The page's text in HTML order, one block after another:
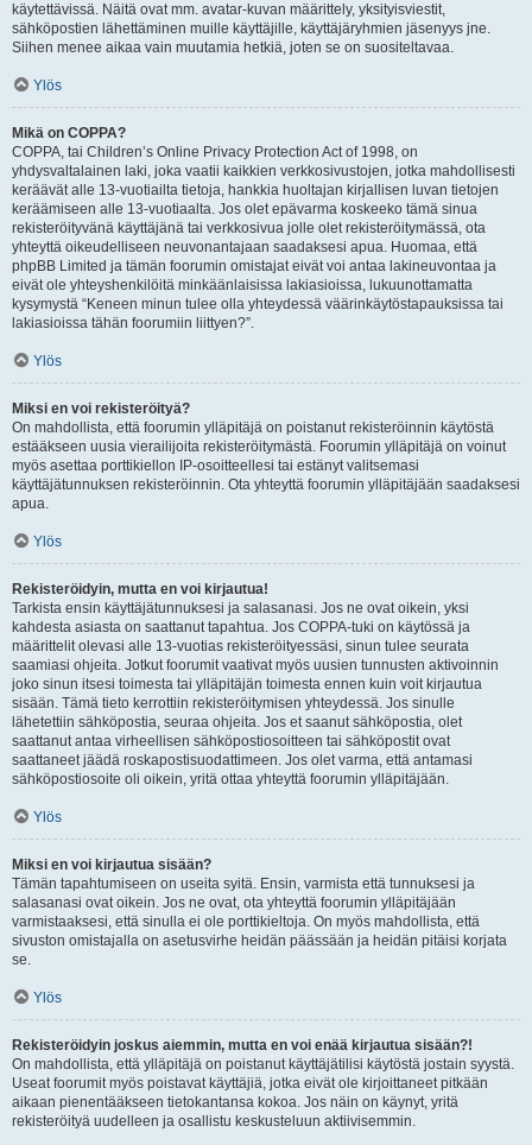
käytettävissä. Näitä ovat mm. avatar-kuvan määrittely, yksityisviestit,
sähköpostien lähettäminen muille käyttäjille, käyttäjäryhmien jäsenyys jne.
Siihen menee aikaa vain muutamia hetkiä, joten se on suositeltavaa.
Ylös
Mikä on COPPA?
COPPA, tai Children’s Online Privacy Protection Act of 1998, on
yhdysvaltalainen laki, joka vaatii kaikkien verkkosivustojen, jotka mahdollisesti
keräävät alle 13-vuotiailta tietoja, hankkia huoltajan kirjallisen luvan tietojen
keräämiseen alle 13-vuotiaalta. Jos olet epävarma koskeeko tämä sinua
rekisteröityvänä käyttäjänä tai verkkosivua jolle olet rekisteröitymässä, ota
yhteyttä oikeudelliseen neuvonantajaan saadaksesi apua. Huomaa, että
phpBB Limited ja tämän foorumin omistajat eivät voi antaa lakineuvontaa ja
eivät ole yhteyshenkilöitä minkäänlaisissa lakiasioissa, lukuunottamatta
kysymystä “Keneen minun tulee olla yhteydessä väärinkäytöstapauksissa tai
lakiasioissa tähän foorumiin liittyen?”.
Ylös
Miksi en voi rekisteröityä?
On mahdollista, että foorumin ylläpitäjä on poistanut rekisteröinnin käytöstä
estääkseen uusia vierailijoita rekisteröitymästä. Foorumin ylläpitäjä on voinut
myös asettaa porttikiellon IP-osoitteellesi tai estänyt valitsemasi
käyttäjätunnuksen rekisteröinnin. Ota yhteyttä foorumin ylläpitäjään saadaksesi
apua.
Ylös
Rekisteröidyin, mutta en voi kirjautua!
Tarkista ensin käyttäjätunnuksesi ja salasanasi. Jos ne ovat oikein, yksi
kahdesta asiasta on saattanut tapahtua. Jos COPPA-tuki on käytössä ja
määrittelit olevasi alle 13-vuotias rekisteröityessäsi, sinun tulee seurata
saamiasi ohjeita. Jotkut foorumit vaativat myös uusien tunnusten aktivoinnin
joko sinun itsesi toimesta tai ylläpitäjän toimesta ennen kuin voit kirjautua
sisään. Tämä tieto kerrottiin rekisteröitymisen yhteydessä. Jos sinulle
lähetettiin sähköpostia, seuraa ohjeita. Jos et saanut sähköpostia, olet
saattanut antaa virheellisen sähköpostiosoitteen tai sähköpostit ovat
saattaneet jäädä roskapostisuodattimeen. Jos olet varma, että antamasi
sähköpostiosoite oli oikein, yritä ottaa yhteyttä foorumin ylläpitäjään.
Ylös
Miksi en voi kirjautua sisään?
Tämän tapahtumiseen on useita syitä. Ensin, varmista että tunnuksesi ja
salasanasi ovat oikein. Jos ne ovat, ota yhteyttä foorumin ylläpitäjään
varmistaaksesi, että sinulla ei ole porttikieltoja. On myös mahdollista, että
sivuston omistajalla on asetusvirhe heidän päässään ja heidän pitäisi korjata
se.
Ylös
Rekisteröidyin joskus aiemmin, mutta en voi enää kirjautua sisään?!
On mahdollista, että ylläpitäjä on poistanut käyttäjätilisi käytöstä jostain syystä.
Useat foorumit myös poistavat käyttäjiä, jotka eivät ole kirjoittaneet pitkään
aikaan pienentääkseen tietokantansa kokoa. Jos näin on käynyt, yritä
rekisteröityä uudelleen ja osallistu keskusteluun aktiivisemmin.